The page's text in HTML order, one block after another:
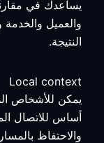
يساعدك في
والعميل
النتيجة.
Local context
يمكن للأشخاص
أساس للاتصال
والاحتفاظ